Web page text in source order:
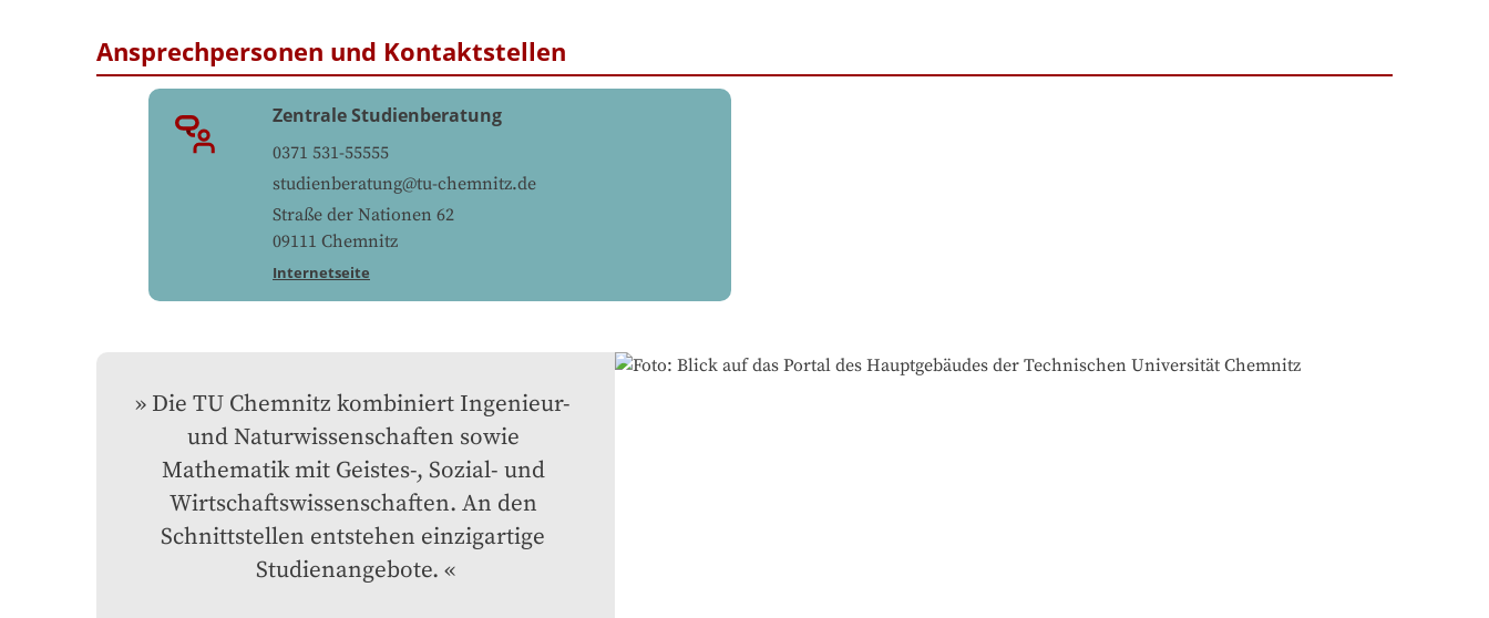
Ansprechpersonen und Kontaktstellen
Zentrale Studienberatung
0371 531-55555
studienberatung@tu-chemnitz.de
Straße der Nationen 62
09111 Chemnitz
Internetseite
Die TU Chemnitz kombiniert Ingenieur-
und Naturwissenschaften sowie
Mathematik mit Geistes-, Sozial- und
Wirtschaftswissenschaften. An den
Schnittstellen entstehen einzigartige
Studienangebote.